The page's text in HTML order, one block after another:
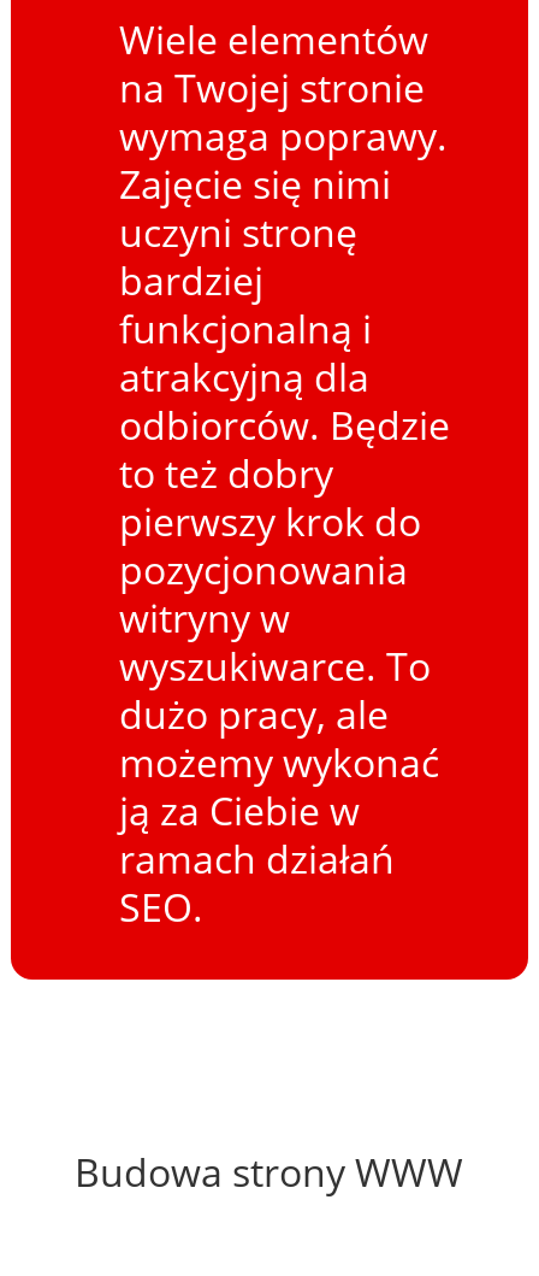
Wiele elementów
na Twojej stronie
wymaga poprawy.
Zajęcie się nimi
uczyni stronę
bardziej
funkcjonalną i
atrakcyjną dla
odbiorców. Będzie
to też dobry
pierwszy krok do
pozycjonowania
witryny w
wyszukiwarce. To
dużo pracy, ale
możemy wykonać
ją za Ciebie w
ramach działań
SEO.
Budowa strony WWW